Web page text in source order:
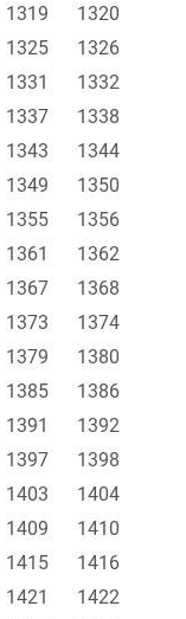
1319
1320
1325
1326
1331
1332
1337
1338
1343
1344
1349
1350
1355
1356
1361
1362
1367
1368
1373
1374
1379
1380
1385
1386
1391
1392
1397
1398
1403
1404
1409
1410
1415
1416
1421
1422